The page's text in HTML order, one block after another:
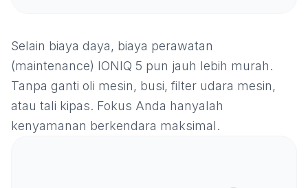
Selain biaya daya, biaya perawatan
(maintenance) IONIQ 5 pun jauh lebih murah.
Tanpa ganti oli mesin, busi, filter udara mesin,
atau tali kipas. Fokus Anda hanyalah
kenyamanan berkendara maksimal.